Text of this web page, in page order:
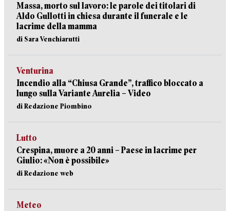
Massa, morto sul lavoro: le parole dei titolari di
Aldo Gullotti in chiesa durante il funerale e le
lacrime della mamma
di Sara Venchiarutti
Venturina
Incendio alla “Chiusa Grande”, traffico bloccato a
lungo sulla Variante Aurelia – Video
di Redazione Piombino
Lutto
Crespina, muore a 20 anni – Paese in lacrime per
Giulio: «Non è possibile»
di Redazione web
Meteo